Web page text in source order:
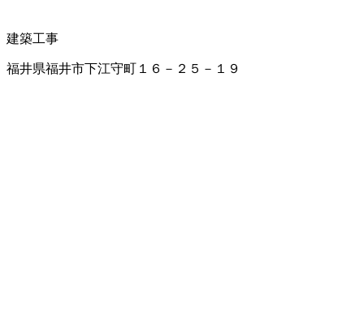
建築工事
福井県福井市下江守町１６－２５－１９